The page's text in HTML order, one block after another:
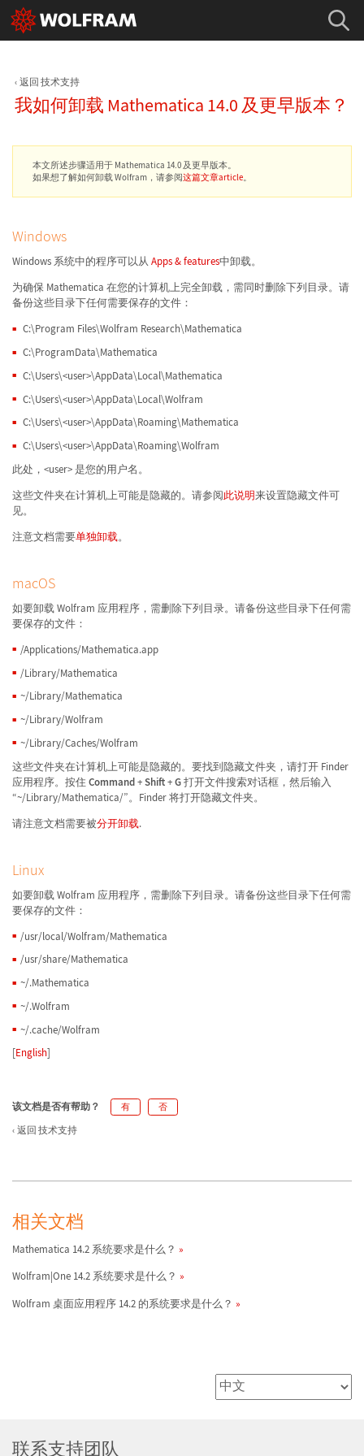
返回 技术支持
我如何卸载 Mathematica 14.0 及更早版本？
本文所述步骤适用于 Mathematica 14.0 及更早版本。
如果想了解如何卸载 Wolfram，请参阅这篇文章article。
Windows
Windows 系统中的程序可以从 Apps & features中卸载。
为确保 Mathematica 在您的计算机上完全卸载，需同时删除下列目录。请
备份这些目录下任何需要保存的文件：
C:\Program Files\Wolfram Research\Mathematica
C:\ProgramData\Mathematica
C:\Users\<user>\AppData\Local\Mathematica
C:\Users\<user>\AppData\Local\Wolfram
C:\Users\<user>\AppData\Roaming\Mathematica
C:\Users\<user>\AppData\Roaming\Wolfram
此处，<user> 是您的用户名。
这些文件夹在计算机上可能是隐藏的。请参阅此说明来设置隐藏文件可
见。
注意文档需要单独卸载。
macOS
如要卸载 Wolfram 应用程序，需删除下列目录。请备份这些目录下任何需
要保存的文件：
/Applications/Mathematica.app
/Library/Mathematica
~/Library/Mathematica
~/Library/Wolfram
~/Library/Caches/Wolfram
这些文件夹在计算机上可能是隐藏的。要找到隐藏文件夹，请打开 Finder
应用程序。按住 Command+Shift+G打开文件搜索对话框，然后输入
“~/Library/Mathematica/”。Finder 将打开隐藏文件夹。
请注意文档需要被分开卸载.
Linux
如要卸载 Wolfram 应用程序，需删除下列目录。请备份这些目录下任何需
要保存的文件：
/usr/local/Wolfram/Mathematica
/usr/share/Mathematica
~/.Mathematica
~/.Wolfram
~/.cache/Wolfram
[English]
该文档是否有帮助？ 有 否
返回 技术支持
相关文档
Mathematica 14.2 系统要求是什么？
Wolfram|One 14.2 系统要求是什么？
Wolfram 桌面应用程序 14.2 的系统要求是什么？
联系支持团队